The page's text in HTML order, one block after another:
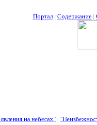
Портал| Содержание|
на небесах" |